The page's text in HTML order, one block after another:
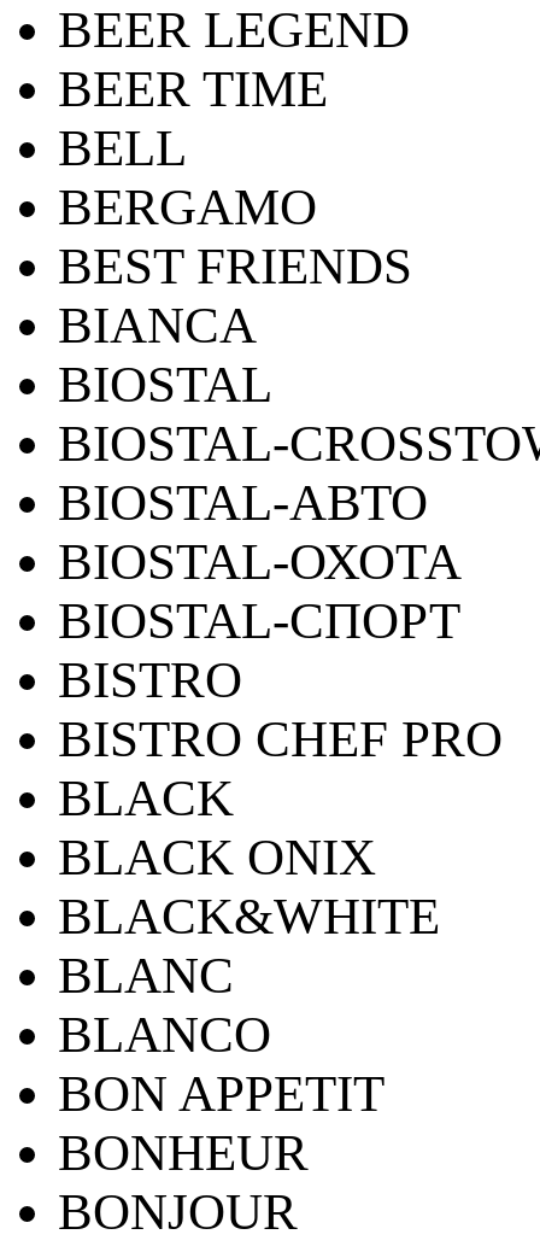
BEER LEGEND
BEER TIME
BELL
BERGAMO
BEST FRIENDS
BIANCA
BIOSTAL
BIOSTAL-
BIOSTAL-АВТО
BIOSTAL-ОХОТА
BIOSTAL-СПОРТ
BISTRO
BISTRO CHEF PRO
BLACK
BLACK ONIX
BLACK&WHITE
BLANC
BLANCO
BON APPETIT
BONHEUR
BONJOUR